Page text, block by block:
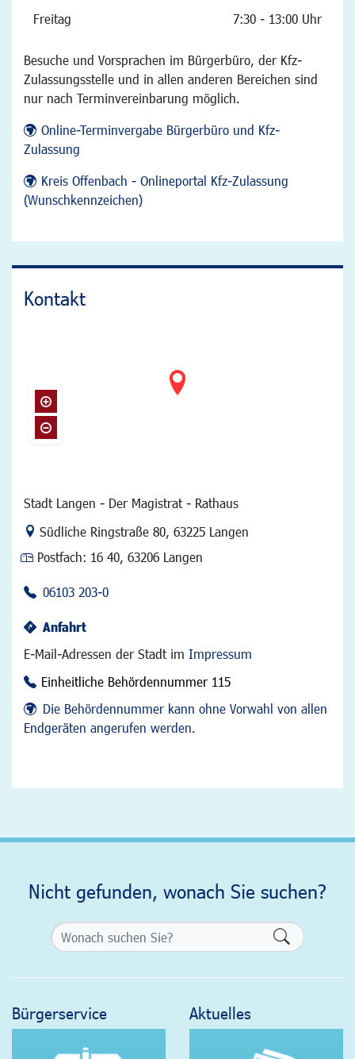
Freitag 7:30 - 13:00 Uhr
Besuche und Vorsprachen im Bürgerbüro, der Kfz-
Zulassungsstelle und in allen anderen Bereichen sind
nur nach Terminvereinbarung möglich.
Online-Terminvergabe Bürgerbüro und Kfz-
Zulassung
Kreis Offenbach - Onlineportal Kfz-Zulassung
(Wunschkennzeichen)
Kontakt
Stadt Langen - Der Magistrat - Rathaus
Link zur Google-Maps Navigation
Südliche Ringstraße 80, 63225 Langen
Postfach: 16 40, 63206 Langen
06103 203-0
Anfahrt
E-Mail-Adressen der Stadt im Impressum
Einheitliche Behördennummer 115
Die Behördennummer kann ohne Vorwahl von allen
Endgeräten angerufen werden.
Nicht gefunden, wonach Sie suchen?
Bürgerservice Aktuelles